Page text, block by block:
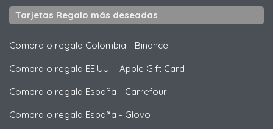
Tarjetas Regalo más deseadas
Compra o regala Colombia - Binance
Compra o regala EE.UU. - Apple Gift Card
Compra o regala España - Carrefour
Compra o regala España - Glovo